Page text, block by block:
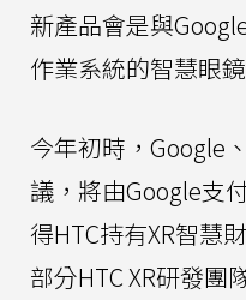
新產品會是與
作業系統的智慧眼鏡
今年初時，Google
議，將由Google支
得HTC持有XR智慧
部分HTC XR研發團